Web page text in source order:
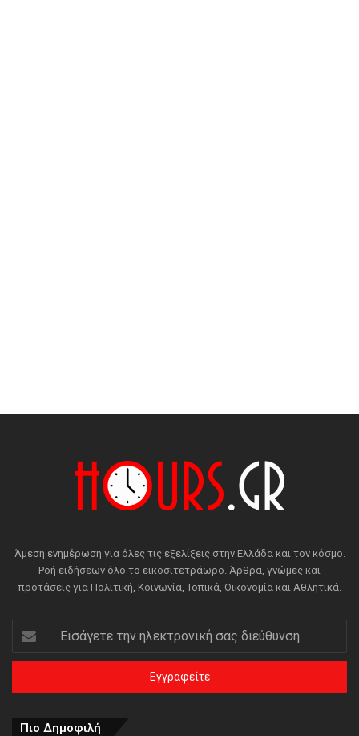
Άμεση ενημέρωση για όλες τις εξελίξεις στην Ελλάδα και τον κόσμο.
Ροή ειδήσεων όλο το εικοσιτετράωρο. Άρθρα, γνώμες και
προτάσεις για Πολιτική, Κοινωνία, Τοπικά, Οικονομία και Αθλητικά.
την
ηλεκτρονική
διεύθυνση
Πιο Δημοφιλή